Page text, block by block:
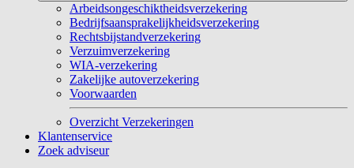
Arbeidsongeschiktheidsverzekering
Bedrijfsaansprakelijkheidsverzekering
Rechtsbijstandverzekering
Verzuimverzekering
WIA-verzekering
Zakelijke autoverzekering
Voorwaarden
Overzicht Verzekeringen
Klantenservice
Zoek adviseur